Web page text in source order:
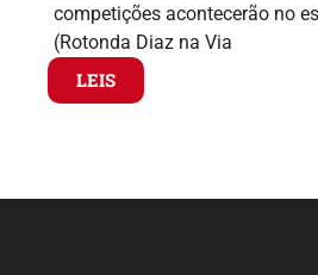
competições acontecerão no
(Rotonda Diaz na Via
LEIS